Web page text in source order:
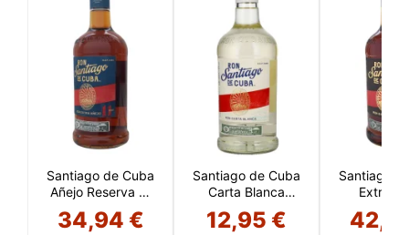
Santiago de Cuba
Añejo Reserva 11
Años (Cuba)
34,94 €
Santiago de Cuba
Carta Blanca
(Cuba)
12,95 €
Santiago
Extra
Reserva